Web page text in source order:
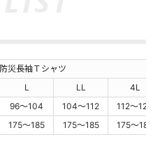
防災長袖Ｔシャツ
L LL
4L
96～104 104～112
112～120
175～185 175～185 175～185